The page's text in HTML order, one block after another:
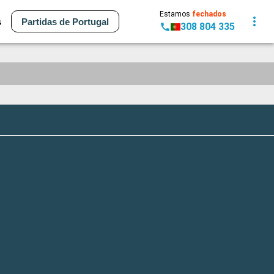
Partidas de Portugal
Estamos fechados
308 804 335